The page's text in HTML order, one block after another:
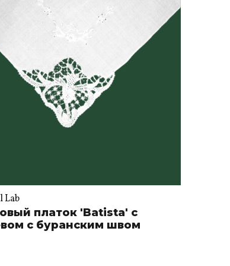
Lab
платок 'Batista' с
с буранским швом